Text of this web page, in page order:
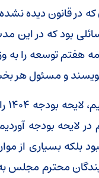
در قانون دیده
بود که در این
هفتم توسعه را به
بنویسند و مسئول
در لایحه بودجه
بسیاری از
محترم مجلس به